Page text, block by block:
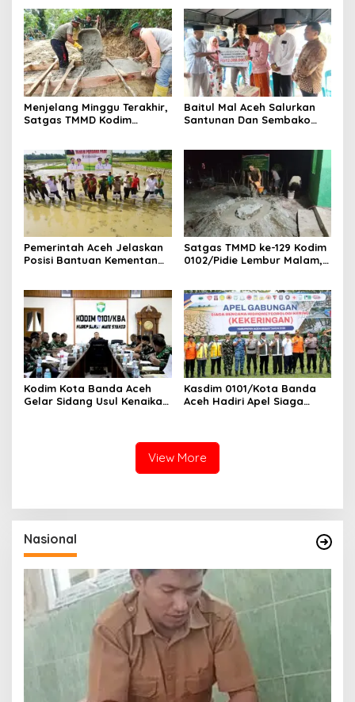
Menjelang Minggu Terakhir,
Satgas TMMD Kodim
Baitul Mal Aceh Salurkan
Santunan Dan Sembako
Pemerintah Aceh Jelaskan
Posisi Bantuan Kementan
Satgas TMMD ke-129 Kodim
0102/Pidie Lembur Malam,
Kodim Kota Banda Aceh
Gelar Sidang Usul Kenaikan
Kasdim 0101/Kota Banda
Aceh Hadiri Apel Siaga
Hadapi Ancaman
Kekeringan
View More
Nasional